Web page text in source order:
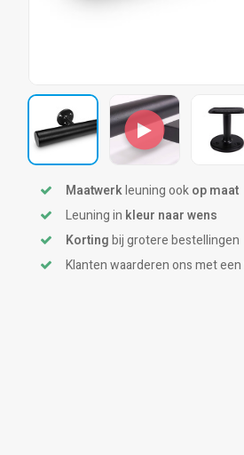
Maatwerkleuning ookop maat
Leuning in kleur naar wens
Kortingbij grotere bestellingen
Klanten waarderen ons met een